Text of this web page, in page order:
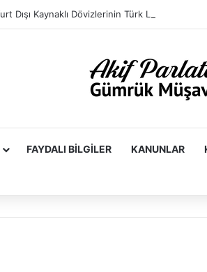
FAYDALI BILGILER KANUNLAR